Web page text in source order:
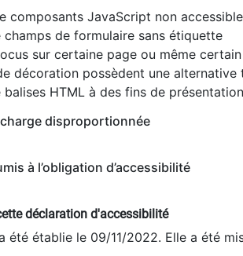
composants JavaScript non
de formulaire sans étiquette
sur certaine page ou même
décoration possèdent une alternative
HTML à des fins de
disproportionnée
à l’obligation d’accessibilité
déclaration d'accessibilité
été établie le 09/11/2022. Elle a été